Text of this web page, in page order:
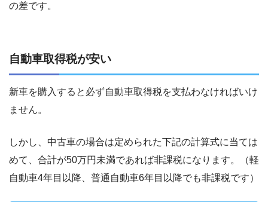
の差です。
自動車取得税が安い
新車を購入すると必ず自動車取得税を支払わなければいけ
ません。
しかし、中古車の場合は定められた下記の計算式に当ては
めて、合計が50万円未満であれば非課税になります。（軽
自動車4年目以降、普通自動車6年目以降でも非課税です）